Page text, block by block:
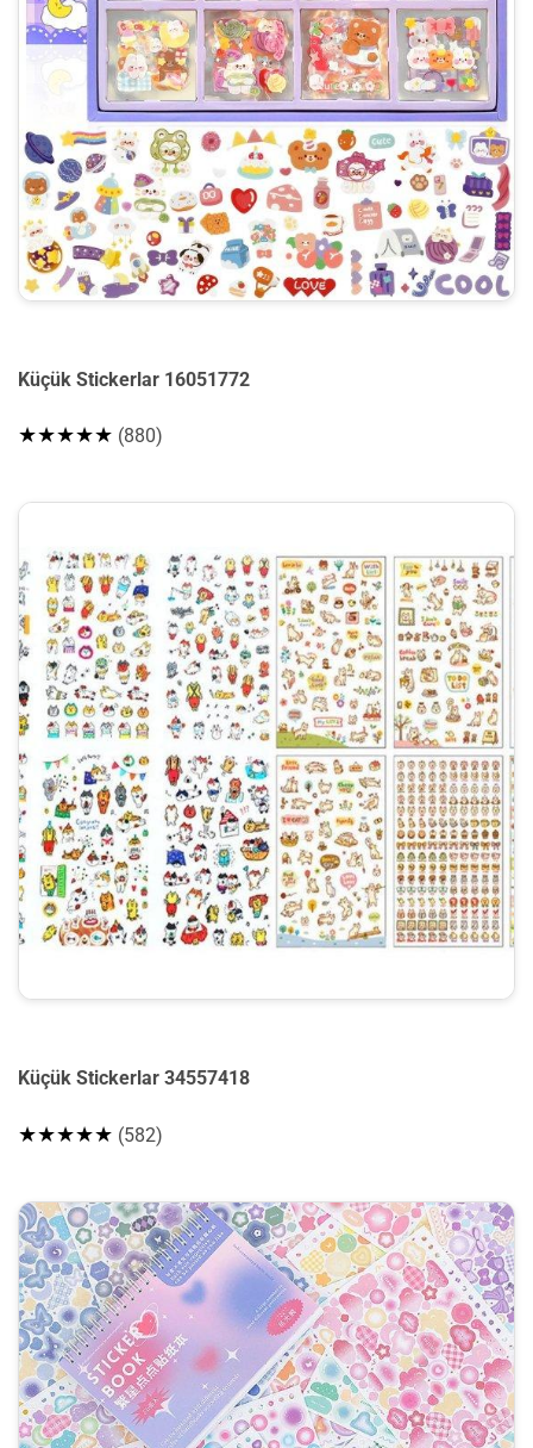
Küçük Stickerlar 16051772
★★★★★ (880)
Küçük Stickerlar 34557418
★★★★★ (582)